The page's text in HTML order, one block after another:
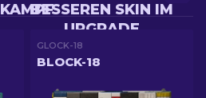
BESSEREN SKIN IM
UPGRADE
KAMPF
GLOCK-18
BLOCK-18